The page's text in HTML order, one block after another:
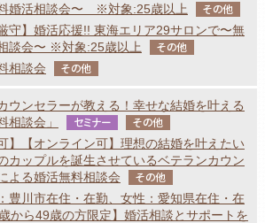
婚活相談会〜 ※対象:25歳以上
その他
守】婚活応援!! 東海エリア29サロンで〜無
談会〜 ※対象:25歳以上
その他
相談会 その他
ウンセラーが教える！幸せな結婚を叶える
相談会」
セミナー その他
】【オンライン可】理想の結婚を叶えたい
カップルを誕生させているベテランカウン
よる婚活無料相談会
その他
豊川市在住・在勤、女性：愛知県在住・在
から49歳の方限定】婚活相談とサポートを